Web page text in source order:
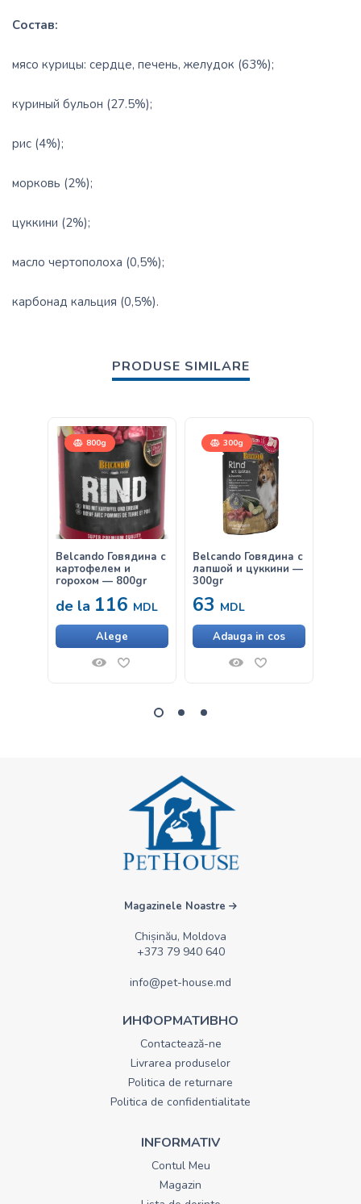
Состав:
мясо курицы: сердце, печень, желудок (63%);
куриный бульон (27.5%);
рис (4%);
морковь (2%);
цуккини (2%);
масло чертополоха (0,5%);
карбонад кальция (0,5%).
PRODUSE SIMILARE
800g
Belcando Говядина с
картофелем и
горохом — 800gr
de la 116 MDL
Alege
300g
Belcando Говядина с
лапшой и цуккини —
300gr
63 MDL
Adauga in cos
Magazinele Noastre
Chișinău, Moldova
+373 79 940 640
info@pet-house.md
ИНФОРМАТИВНО
Contactează-ne
Livrarea produselor
Politica de returnare
Politica de confidentialitate
INFORMATIV
Contul Meu
Magazin